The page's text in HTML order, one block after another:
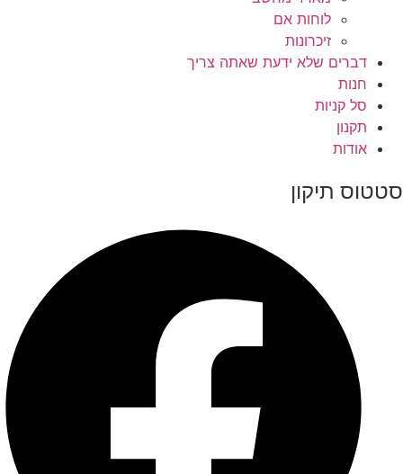
לוחות אם
זיכרונות
דברים שלא ידעת שאתה צריך
חנות
סל קניות
תקנון
אודות
סטטוס תיקון